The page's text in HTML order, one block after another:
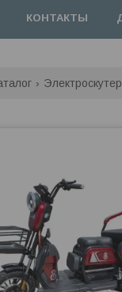
КОНТАКТЫ